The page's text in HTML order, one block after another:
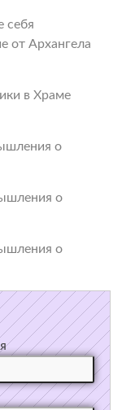
себя
от Архангела
в Храме
о
о
о